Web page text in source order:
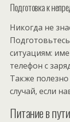
Подготовка к
Никогда не
ситуациям:
телефон с
Также
случай, если
Питание в пути